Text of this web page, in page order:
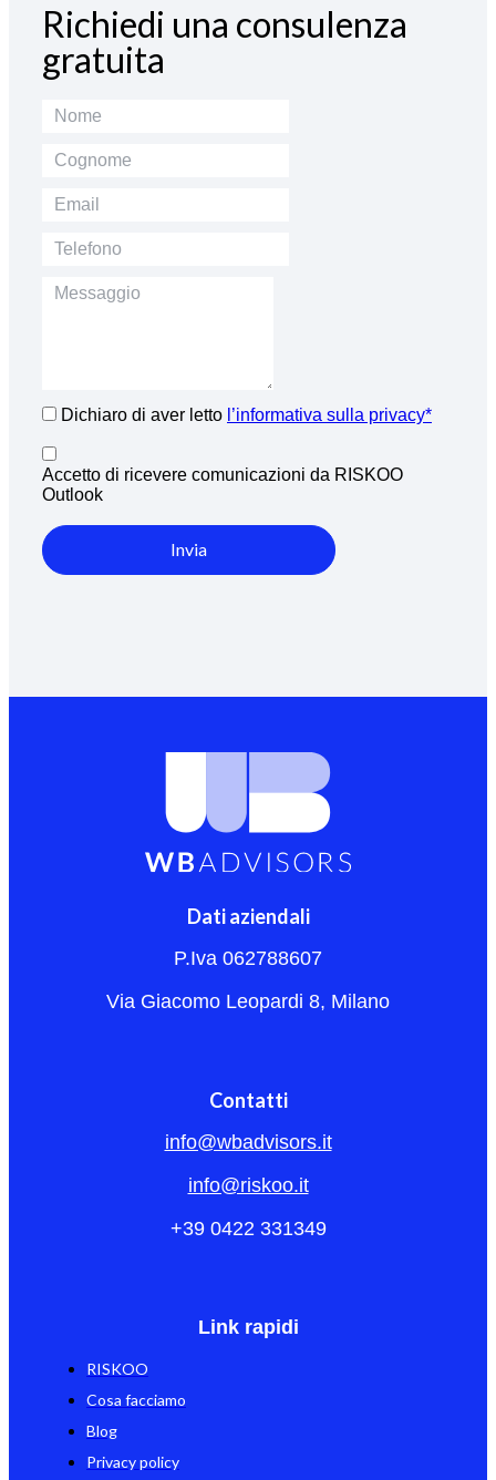
Richiedi una consulenza
gratuita
Dichiaro di aver letto l’informativa sulla privacy*
Accetto di ricevere comunicazioni da RISKOO
Outlook
Invia
Dati aziendali
P.Iva 062788607
Via Giacomo Leopardi 8, Milano
Contatti
info@wbadvisors.it
info@riskoo.it
+39 0422 331349
Link rapidi
RISKOO
Cosa facciamo
Blog
Privacy policy